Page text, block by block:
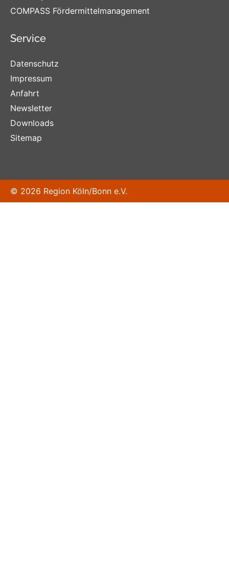
COMPASS Fördermittelmanagement
Service
Datenschutz
Impressum
Anfahrt
Newsletter
Downloads
Sitemap
© 2026 Region Köln/Bonn e.V.